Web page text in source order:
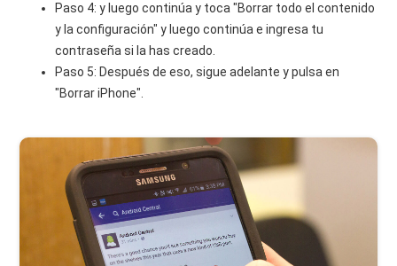
Paso 4: y luego continúa y toca "Borrar todo el contenido
y la configuración" y luego continúa e ingresa tu
contraseña si la has creado.
Paso 5: Después de eso, sigue adelante y pulsa en
"Borrar iPhone".